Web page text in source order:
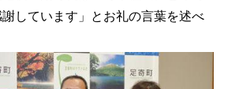
色合い
黒 黄 青
しています」とお礼の言葉を述べ